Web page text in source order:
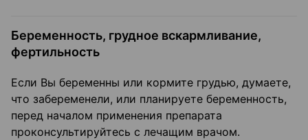
Беременность, грудное вскармливание,
фертильность
Если Вы беременны или кормите грудью, думаете,
что забеременели, или планируете беременность,
перед началом применения препарата
проконсультируйтесь с лечащим врачом.